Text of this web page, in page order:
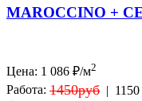
MAROCCINO +
Цена: 1 086 ₽/м2
Работа: 1450руб |